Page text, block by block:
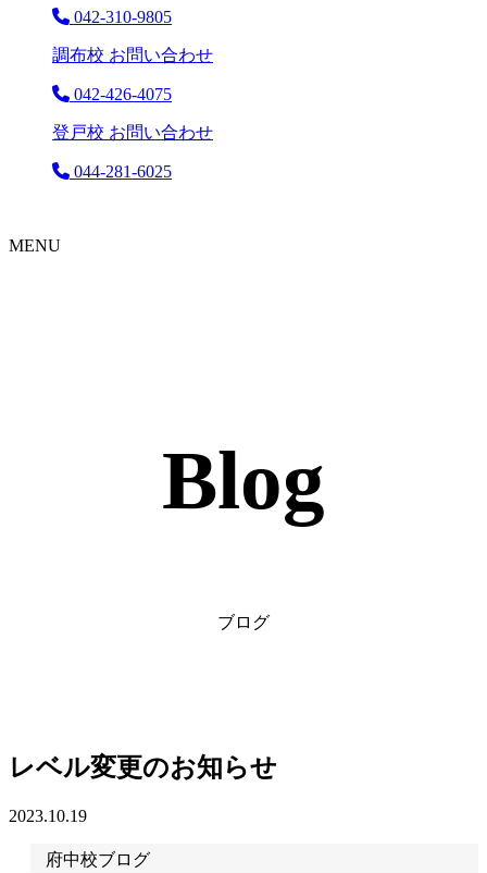
042-310-9805
調布校 お問い合わせ
042-426-4075
登戸校 お問い合わせ
044-281-6025
MENU
Blog
ブログ
レベル変更のお知らせ
2023.10.19
府中校ブログ